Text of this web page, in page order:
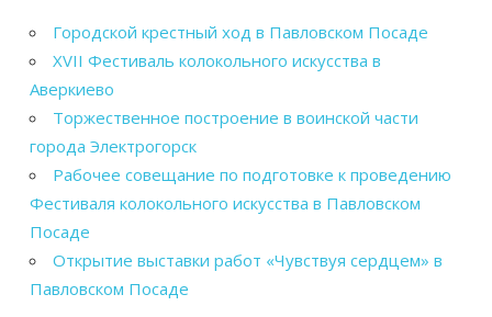
Городской крестный ход в Павловском Посаде
XVII Фестиваль колокольного искусства в
Аверкиево
Торжественное построение в воинской части
города Электрогорск
Рабочее совещание по подготовке к проведению
Фестиваля колокольного искусства в Павловском
Посаде
Открытие выставки работ «Чувствуя сердцем» в
Павловском Посаде